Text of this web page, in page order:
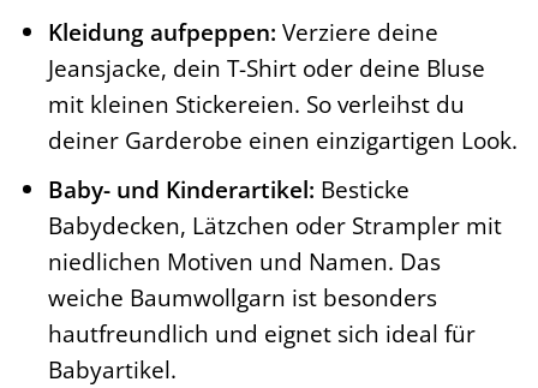
Kleidung aufpeppen: Verziere deine
Jeansjacke, dein T-Shirt oder deine Bluse
mit kleinen Stickereien. So verleihst du
deiner Garderobe einen einzigartigen Look.
Baby- und Kinderartikel: Besticke
Babydecken, Lätzchen oder Strampler mit
niedlichen Motiven und Namen. Das
weiche Baumwollgarn ist besonders
hautfreundlich und eignet sich ideal für
Babyartikel.